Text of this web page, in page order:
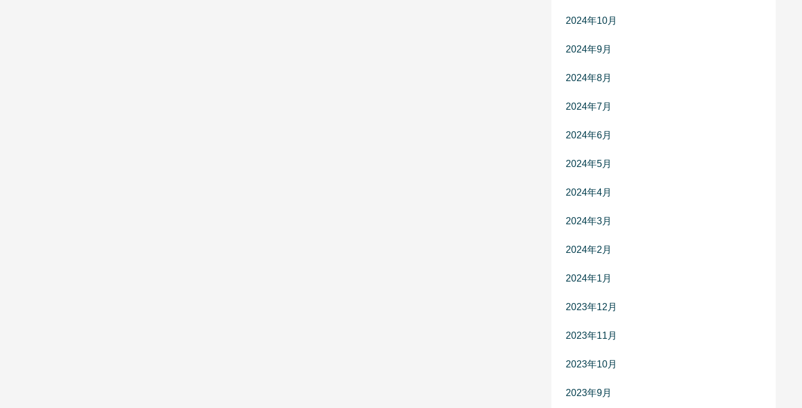
2024年10月
2024年9月
2024年8月
2024年7月
2024年6月
2024年5月
2024年4月
2024年3月
2024年2月
2024年1月
2023年12月
2023年11月
2023年10月
2023年9月